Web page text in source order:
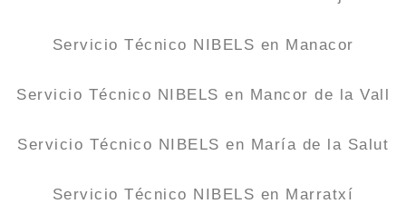
Servicio Técnico NIBELS en Manacor
Servicio Técnico NIBELS en Mancor de la Vall
Servicio Técnico NIBELS en María de la Salut
Servicio Técnico NIBELS en Marratxí